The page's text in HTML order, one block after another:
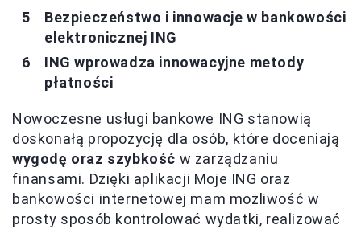
Bezpieczeństwo i innowacje w bankowości
elektronicznej ING
ING wprowadza innowacyjne metody
płatności
Nowoczesne usługi bankowe ING stanowią
doskonałą propozycję dla osób, które doceniają
wygodę oraz szybkość w zarządzaniu
finansami. Dzięki aplikacji Moje ING oraz
bankowości internetowej mam możliwość w
prosty sposób kontrolować wydatki, realizować